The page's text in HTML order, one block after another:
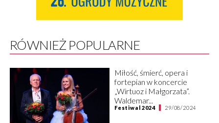
RÓWNIEŻ POPULARNE
Miłość, śmierć, opera i
fortepian w koncercie
„Wirtuoz i Małgorzata”.
Waldemar...
Festiwal 2024 29/08/2024